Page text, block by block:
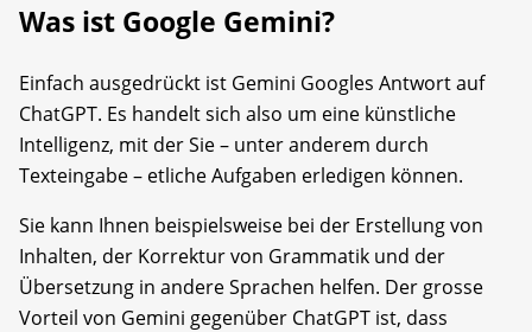
Was ist Google Gemini?
Einfach ausgedrückt ist Gemini Googles Antwort auf
ChatGPT. Es handelt sich also um eine künstliche
Intelligenz, mit der Sie – unter anderem durch
Texteingabe – etliche Aufgaben erledigen können.
Sie kann Ihnen beispielsweise bei der Erstellung von
Inhalten, der Korrektur von Grammatik und der
Übersetzung in andere Sprachen helfen. Der grosse
Vorteil von Gemini gegenüber ChatGPT ist, dass